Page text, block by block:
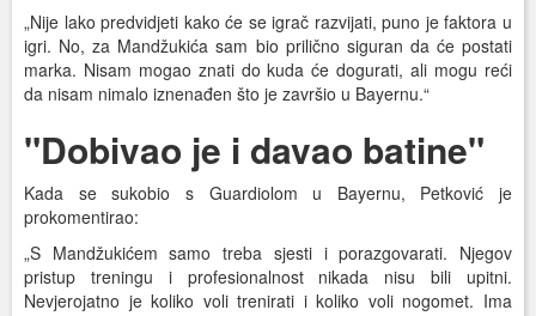
„Nije lako predvidjeti kako će se igrač razvijati, puno je faktora u
igri. No, za Mandžukića sam bio prilično siguran da će postati
marka. Nisam mogao znati do kuda će dogurati, ali mogu reći
da nisam nimalo iznenađen što je završio u Bayernu.“
"Dobivao je i davao batine"
Kada se sukobio s Guardiolom u Bayernu, Petković je
prokomentirao:
„S Mandžukićem samo treba sjesti i porazgovarati. Njegov
pristup treningu i profesionalnost nikada nisu bili upitni.
Nevjerojatno je koliko voli trenirati i koliko voli nogomet. Ima